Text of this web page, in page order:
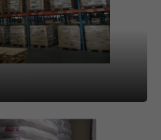
察窗、航空内饰件。品牌：沙
）Ultem®。PES（聚醚
）、耐蒸汽灭菌
优异。应用：血液透析器、
品牌：住友化学
E。PEEK（聚醚醚酮）特